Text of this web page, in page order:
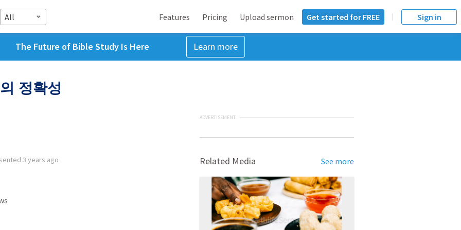
All Features Pricing Upload sermon Get started for FREE Sign in
The Future of Bible Study Is Here Learn more
정확성
3 years ago
ADVERTISEMENT
Related Media See more